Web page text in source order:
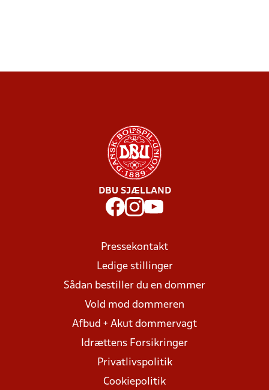
DBU SJÆLLAND
Pressekontakt
Ledige stillinger
Sådan bestiller du en dommer
Vold mod dommeren
Afbud + Akut dommervagt
Idrættens Forsikringer
Privatlivspolitik
Cookiepolitik